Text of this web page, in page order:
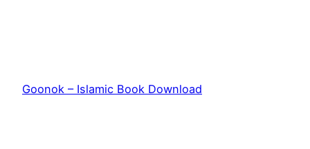
Goonok – Islamic Book Download